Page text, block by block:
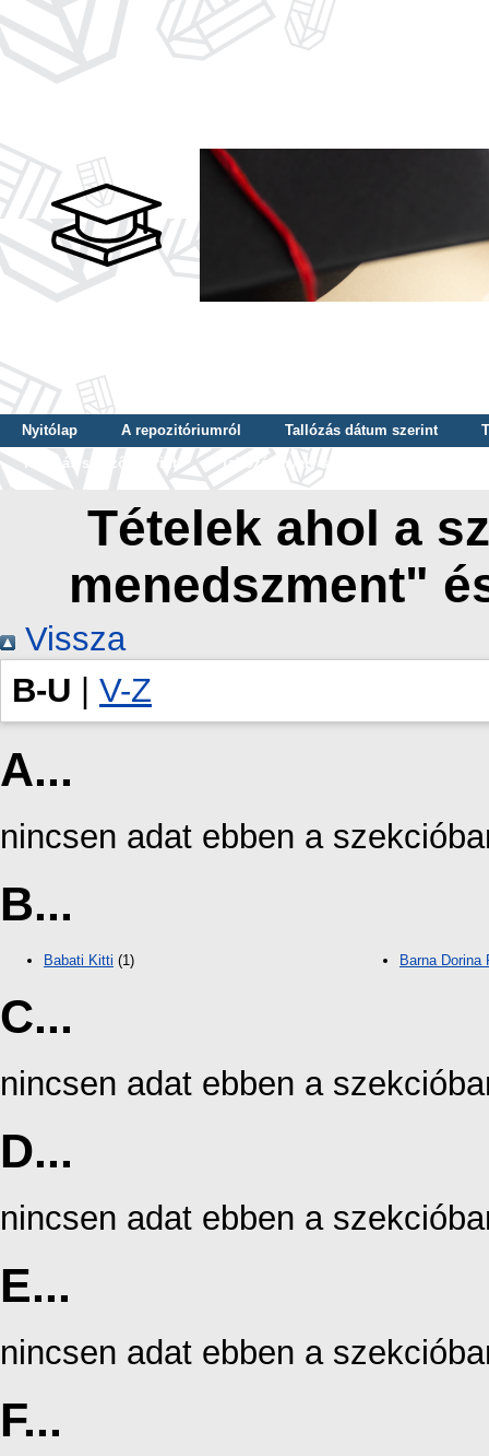
Nyitólap A repozitóriumról Tallózás dátum szerint
Tallózás szerző szerint
Tallózás nyelv szerint
Tételek ahol a
menedszment"
Vissza
B-U
V-Z
A...
nincsen adat ebben a
B...
Babati Kitti (1) Barna Dorina
C...
nincsen adat ebben a
D...
nincsen adat ebben a
E...
nincsen adat ebben a
F...